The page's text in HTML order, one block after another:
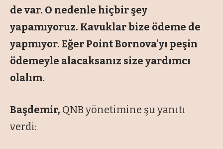
de var. O nedenle hiçbir şey
yapamıyoruz. Kavuklar bize ödeme de
yapmıyor. Eğer Point Bornova’yı peşin
ödemeyle alacaksanız size yardımcı
olalım.
Başdemir, QNB yönetimine şu yanıtı
verdi: